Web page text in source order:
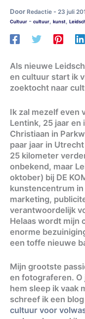
Door Redactie - 23 juli
Cultuur - cultuur, kunst,
Als nieuwe
en cultuur start ik
zoektocht naar
Ik zal mezelf even
Lentink, 25 jaar en
Christiaan in
paar jaar in
25 kilometer
onbekend, maar
oktober) bij DE
kunstencentrum
marketing,
verantwoordelijk
Helaas wordt mijn
enorme
een toffe nieuwe
Mijn grootste
en fotograferen. O
hem sleep ik vaak
schreef ik een
cultuur voor